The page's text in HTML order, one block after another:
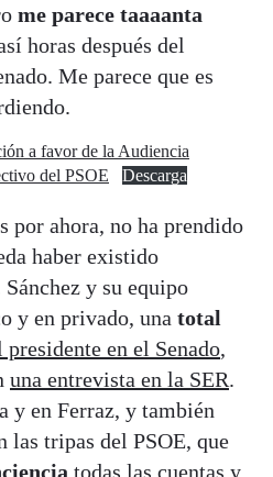
me parece taaaanta
horas después del
Me parece que es
a favor de la Audiencia
del PSOE
Descarga
por ahora, no ha prendido
haber existido
y su equipo
y en privado, una total
presidente en el Senado,
una entrevista en la SER.
y en Ferraz, y también
las tripas del PSOE, que
todas las cuentas y